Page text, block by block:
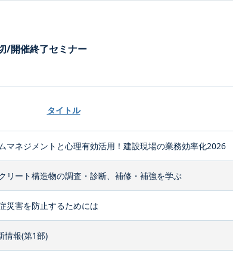
/開催終了セミナー
タイトル
マネジメントと心理有効活用！建設現場の業務効率化2026
リート構造物の調査・診断、補修・補強を学ぶ
災害を防止するためには
情報(第1部)